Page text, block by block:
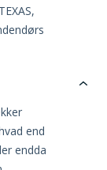
end
endda